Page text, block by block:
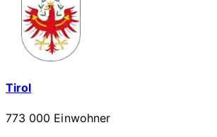
Tirol
773 000 Einwohner